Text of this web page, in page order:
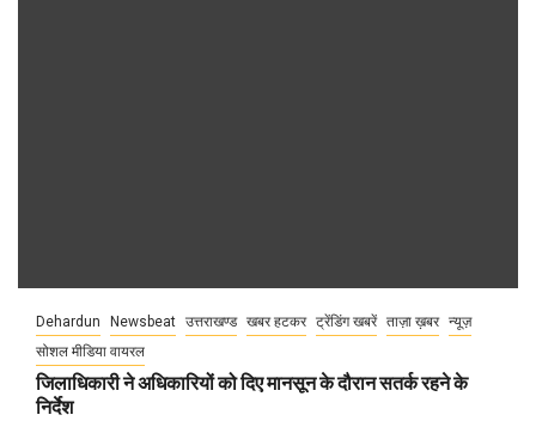
Dehardun Newsbeat उत्तराखण्ड खबर हटकर ट्रेंडिंग खबरें ताज़ा ख़बर न्यूज़
सोशल मीडिया वायरल
जिलाधिकारी ने अधिकारियों को दिए मानसून के दौरान सतर्क रहने के
निर्देश